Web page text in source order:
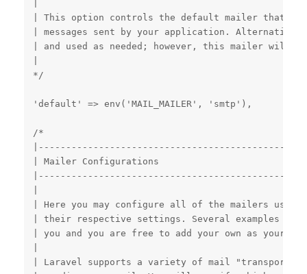
| This option controls the default mailer that is
| messages sent by your application. Alternative
| and used as needed; however, this mailer will
*/
'default' => env('MAIL_MAILER', 'smtp'),
/*
| Mailer Configurations
| Here you may configure all of the mailers used
| their respective settings. Several examples
| you and you are free to add your own as your
| Laravel supports a variety of mail "transport"